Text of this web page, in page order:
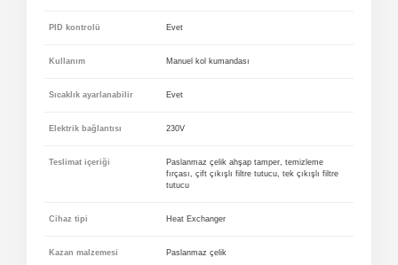
PID kontrolü Evet
Kullanım Manuel kol kumandası
Sıcaklık ayarlanabilir Evet
Elektrik bağlantısı 230V
Teslimat içeriği
Paslanmaz çelik ahşap tamper, temizleme
fırçası, çift çıkışlı filtre tutucu, tek çıkışlı filtre
tutucu
Cihaz tipi Heat Exchanger
Kazan malzemesi Paslanmaz çelik